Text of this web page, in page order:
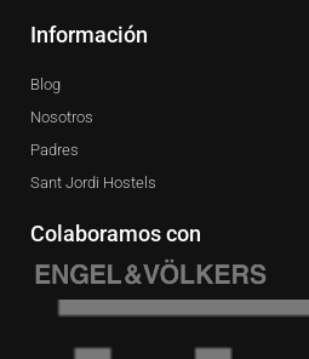
Información
Blog
Nosotros
Padres
Sant Jordi Hostels
Colaboramos con